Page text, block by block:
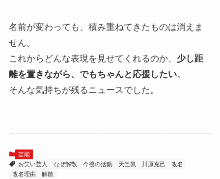
名前が変わっても、積み重ねてきたものは消えま
せん。
これからどんな表現を見せてくれるのか、 少し距
離を置きながら、でもちゃんと応援したい。
そんな気持ちが残るニュースでした。
芸能
お笑い芸人
なぜ解散 今後の活動 天竺鼠 川原克己
改名
改名理由
解散